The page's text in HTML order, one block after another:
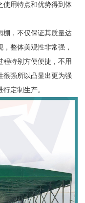
使用特点和优势得到体
棚，不仅保证其质量达
整体美观性非常强，
程特别方便便捷，不用
很强所以凸显出更为强
定制生产。